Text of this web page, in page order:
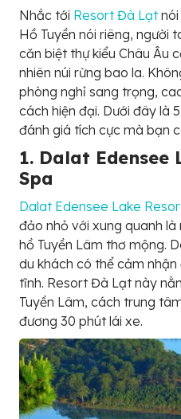
Nhắc tới Resort Đà Lạtnói
Hồ Tuyền nói riêng, người
căn biệt thự kiểu Châu Âu
nhiên núi rừng bao la.
phòng nghỉ sang trọng,
cách hiện đại. Dưới đây là
đánh giá tích cực mà bạn
1. Dalat Edensee
Spa
Dalat Edensee Lake
đảo nhỏ với xung quanh
hồ Tuyền Lâm thơ mộng.
du khách có thể cảm
tĩnh. Resort Đà Lạt này
Tuyền Lâm, cách trung
đương 30 phút lái xe.